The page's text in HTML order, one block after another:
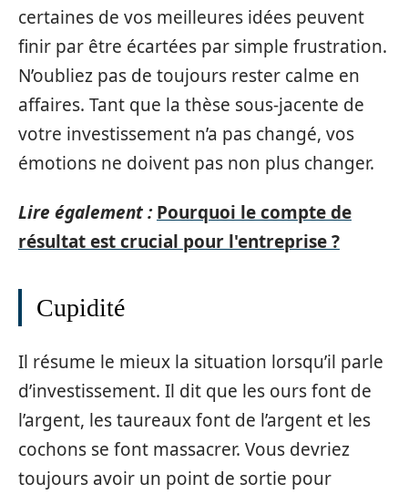
certaines de vos meilleures idées peuvent
finir par être écartées par simple frustration.
N’oubliez pas de toujours rester calme en
affaires. Tant que la thèse sous-jacente de
votre investissement n’a pas changé, vos
émotions ne doivent pas non plus changer.
Lire également : Pourquoi le compte de
résultat est crucial pour l'entreprise ?
Cupidité
Il résume le mieux la situation lorsqu’il parle
d’investissement. Il dit que les ours font de
l’argent, les taureaux font de l’argent et les
cochons se font massacrer. Vous devriez
toujours avoir un point de sortie pour